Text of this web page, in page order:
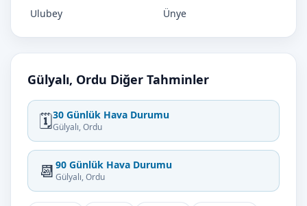
Ulubey Ünye
Gülyalı, Ordu Diğer Tahminler
🗓️30 Günlük Hava Durumu
Gülyalı, Ordu
📆 90 Günlük Hava Durumu
Gülyalı, Ordu